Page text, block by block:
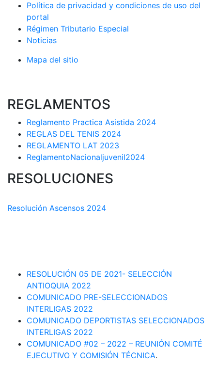
Política de privacidad y condiciones de uso del
portal
Régimen Tributario Especial
Noticias
Mapa del sitio
REGLAMENTOS
Reglamento Practica Asistida 2024
REGLAS DEL TENIS 2024
REGLAMENTO LAT 2023
ReglamentoNacionaljuvenil2024
RESOLUCIONES
Resolución Ascensos 2024
RESOLUCIÓN 05 DE 2021- SELECCIÓN
ANTIOQUIA 2022
COMUNICADO PRE-SELECCIONADOS
INTERLIGAS 2022
COMUNICADO DEPORTISTAS SELECCIONADOS
INTERLIGAS 2022
COMUNICADO #02 – 2022 – REUNIÓN COMITÉ
EJECUTIVO Y COMISIÓN TÉCNICA.